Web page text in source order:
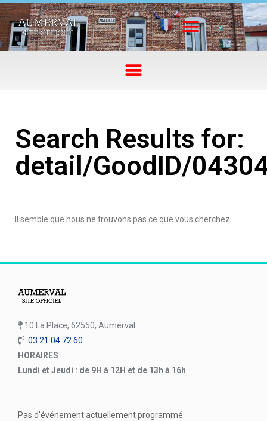
Search Results for:
detail/GoodID/
Il semble que nous ne trouvons pas ce que vous cherchez.
10 La Place, 62550, Aumerval
03 21 04 72 60
HORAIRES
Lundi et Jeudi : de 9H à 12H et de 13h à 16h
Pas d'événement actuellement programmé.